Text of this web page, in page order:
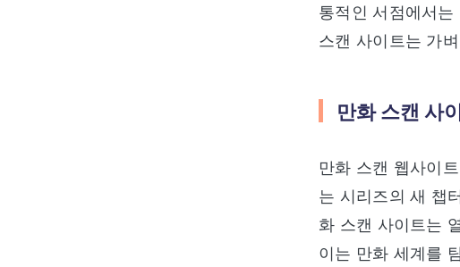
통적인 서점에서
스캔 사이트는 가
만화 스캔 사
만화 스캔 웹사이
는 시리즈의 새 챕
화 스캔 사이트는
이는 만화 세계를